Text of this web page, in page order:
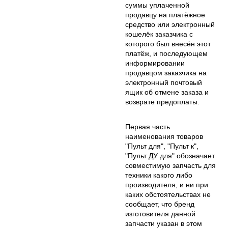
суммы уплаченной
продавцу на платёжное
средство или электронный
кошелёк заказчика с
которого был внесён этот
платёж, и последующем
информировании
продавцом заказчика на
электронный почтовый
ящик об отмене заказа и
возврате предоплаты.
Первая часть
наименования товаров
"Пульт для", "Пульт к",
"Пульт ДУ для" обозначает
совместимую запчасть для
техники какого либо
производителя, и ни при
каких обстоятельствах не
сообщает, что бренд
изготовителя данной
запчасти указан в этом